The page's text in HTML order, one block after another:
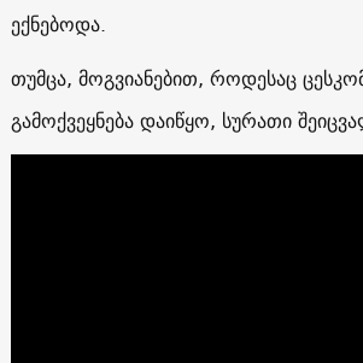
ექნებოდა.
თუმცა, მოგვიანებით, როდესაც
გამოქვეყნება დაიწყო, სურათი